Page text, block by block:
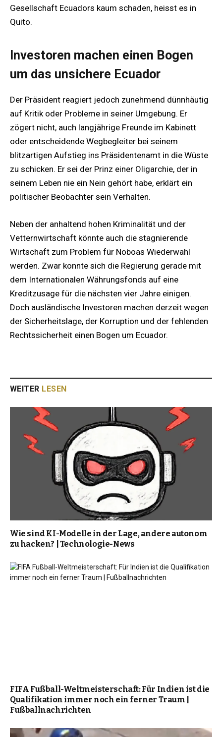
Gesellschaft Ecuadors kaum schaden, heisst es in
Quito.
Investoren machen einen Bogen
um das unsichere Ecuador
Der Präsident reagiert jedoch zunehmend dünnhäutig
auf Kritik oder Probleme in seiner Umgebung. Er
zögert nicht, auch langjährige Freunde im Kabinett
oder entscheidende Wegbegleiter bei seinem
blitzartigen Aufstieg ins Präsidentenamt in die Wüste
zu schicken. Er sei der Prinz einer Oligarchie, der in
seinem Leben nie ein Nein gehört habe, erklärt ein
politischer Beobachter sein Verhalten.
Neben der anhaltend hohen Kriminalität und der
Vetternwirtschaft könnte auch die stagnierende
Wirtschaft zum Problem für Noboas Wiederwahl
werden. Zwar konnte sich die Regierung gerade mit
dem Internationalen Währungsfonds auf eine
Kreditzusage für die nächsten vier Jahre einigen.
Doch ausländische Investoren machen derzeit wegen
der Sicherheitslage, der Korruption und der fehlenden
Rechtssicherheit einen Bogen um Ecuador.
WEITER LESEN
Wie sind KI-Modelle in der Lage, andere autonom
zu hacken? | Technologie-News
FIFA Fußball-Weltmeisterschaft: Für Indien ist die
Qualifikation immer noch ein ferner Traum |
Fußballnachrichten